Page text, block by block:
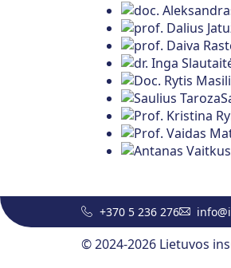
+370 5 236 276
© 2024-2026 Lietuvos